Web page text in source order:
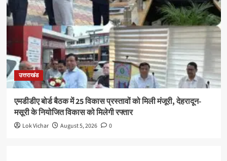
उत्तराखंड
एमडीडीए बोर्ड बैठक में 25 विकास प्रस्तावों को मिली मंजूरी, देहरादून-
मसूरी के नियोजित विकास को मिलेगी रफ्तार
Lok Vichar August 5, 2026 0